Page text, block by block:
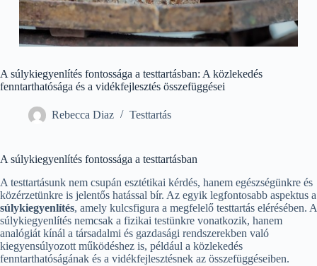
A súlykiegyenlítés fontossága a testtartásban: A közlekedés
fenntarthatósága és a vidékfejlesztés összefüggései
Rebecca Diaz Testtartás
A súlykiegyenlítés fontossága a testtartásban
A testtartásunk nem csupán esztétikai kérdés, hanem egészségünkre és
közérzetünkre is jelentős hatással bír. Az egyik legfontosabb aspektus a
súlykiegyenlítés, amely kulcsfigura a megfelelő testtartás elérésében. A
súlykiegyenlítés nemcsak a fizikai testünkre vonatkozik, hanem
analógiát kínál a társadalmi és gazdasági rendszerekben való
kiegyensúlyozott működéshez is, például a közlekedés
fenntarthatóságának és a vidékfejlesztésnek az összefüggéseiben.